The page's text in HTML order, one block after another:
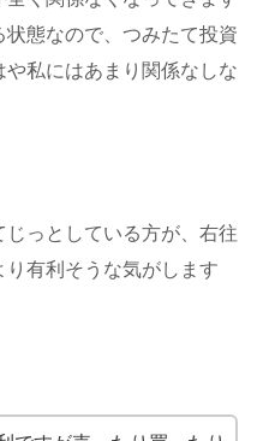
態なので、つみたて投資
私にはあまり関係なしな
っとしている方が、右往
有利そうな気がします